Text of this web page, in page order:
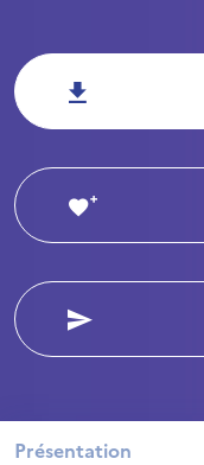
Présentation